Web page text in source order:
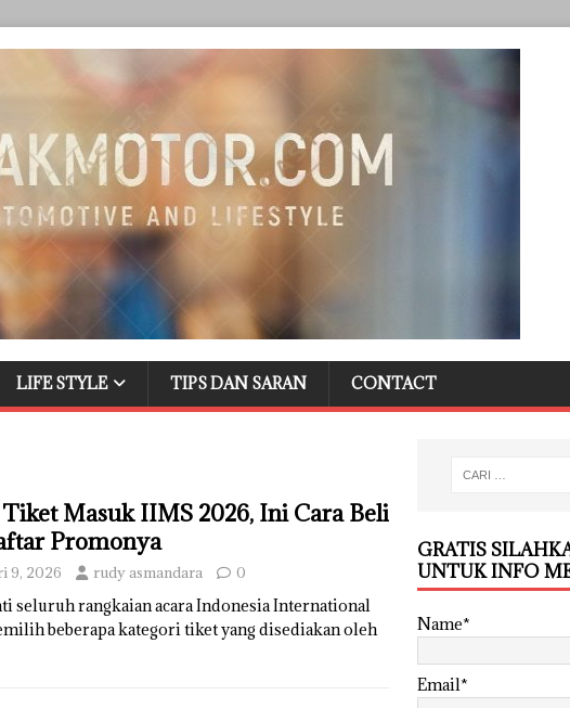
LIFE STYLE TIPS DAN SARAN CONTACT
Masuk IIMS 2026, Ini Cara Beli
Promonya
9, 2026 rudy asmandara 0
seluruh rangkaian acara Indonesia International
beberapa kategori tiket yang disediakan oleh
GRATIS
UNTUK INFO
Name*
Email*